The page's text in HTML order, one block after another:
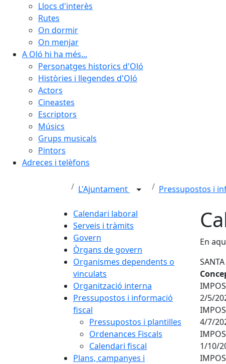
Llocs d'interès
Rutes
On dormir
On menjar
A Oló hi ha més...
Personatges historics d'Oló
Històries i llegendes d'Oló
Actors
Cineastes
Escriptors
Músics
Grups musicals
Pintors
Adreces i telèfons
L'Ajuntament Pressupostos i
Calendari laboral
Serveis i tràmits
Govern
Òrgans de govern
Organismes dependents o
vinculats
Organització interna
Pressupostos i informació
fiscal
Pressupostos i plantilles
Ordenances Fiscals
Calendari fiscal
Plans, campanyes i
En
2/5/
4/7/
1/10/